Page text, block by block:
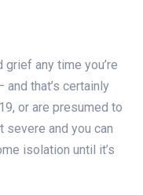
grief any time you’re
that’s certainly
or are presumed to
severe and you can
isolation until it’s